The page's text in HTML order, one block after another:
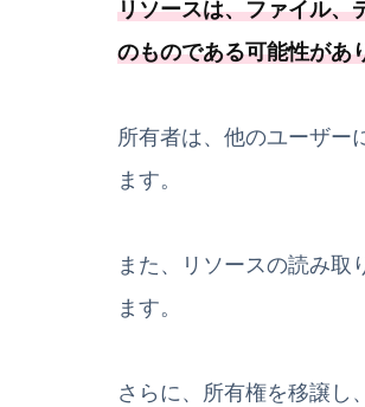
リソースは、ファイル、
のものである可能性があ
所有者は、他のユーザー
ます。
また、リソースの読み取
ます。
さらに、所有権を移譲し